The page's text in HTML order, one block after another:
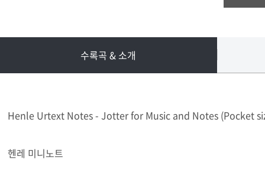
수록곡 & 소개
Henle Urtext Notes - Jotter for Music and Notes (Pocket
헨레 미니노트